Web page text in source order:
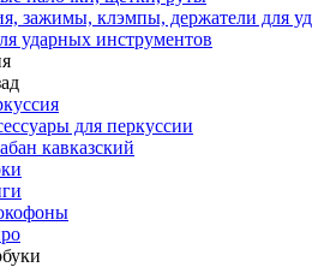
зажимы, клэмпы, держатели для
ударных инструментов
для перкуссии
кавказский